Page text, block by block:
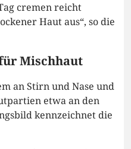
cremen reicht
Haut aus“, so die
Mischhaut
an Stirn und Nase und
etwa an den
kennzeichnet die